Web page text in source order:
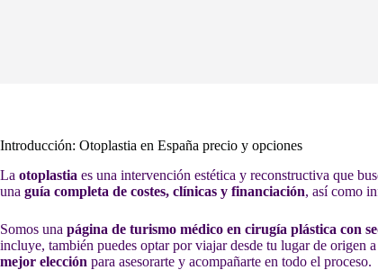
Introducción: Otoplastia en España precio y opciones
La otoplastia es una intervención estética y reconstructiva que
una guía completa de costes, clínicas y financiación, así como
Somos una página de turismo médico en cirugía plástica con
incluye, también puedes optar por viajar desde tu lugar de origen
mejor elección para asesorarte y acompañarte en todo el proceso.